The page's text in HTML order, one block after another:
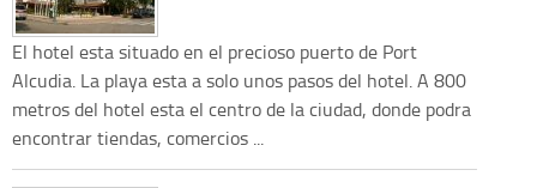
El hotel esta situado en el precioso puerto de Port
Alcudia. La playa esta a solo unos pasos del hotel. A 800
metros del hotel esta el centro de la ciudad, donde podra
encontrar tiendas, comercios ...